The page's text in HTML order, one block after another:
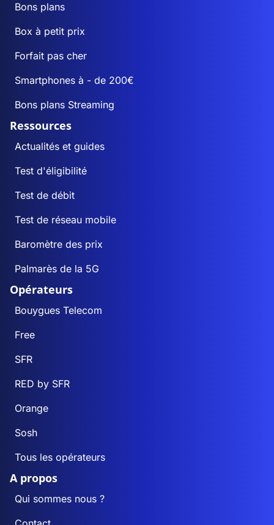
Bons plans
Box à petit prix
Forfait pas cher
Smartphones à - de 200€
Bons plans Streaming
Ressources
Actualités et guides
Test d'éligibilité
Test de débit
Test de réseau mobile
Baromètre des prix
Palmarès de la 5G
Opérateurs
Bouygues Telecom
Free
SFR
RED by SFR
Orange
Sosh
Tous les opérateurs
A propos
Qui sommes nous ?